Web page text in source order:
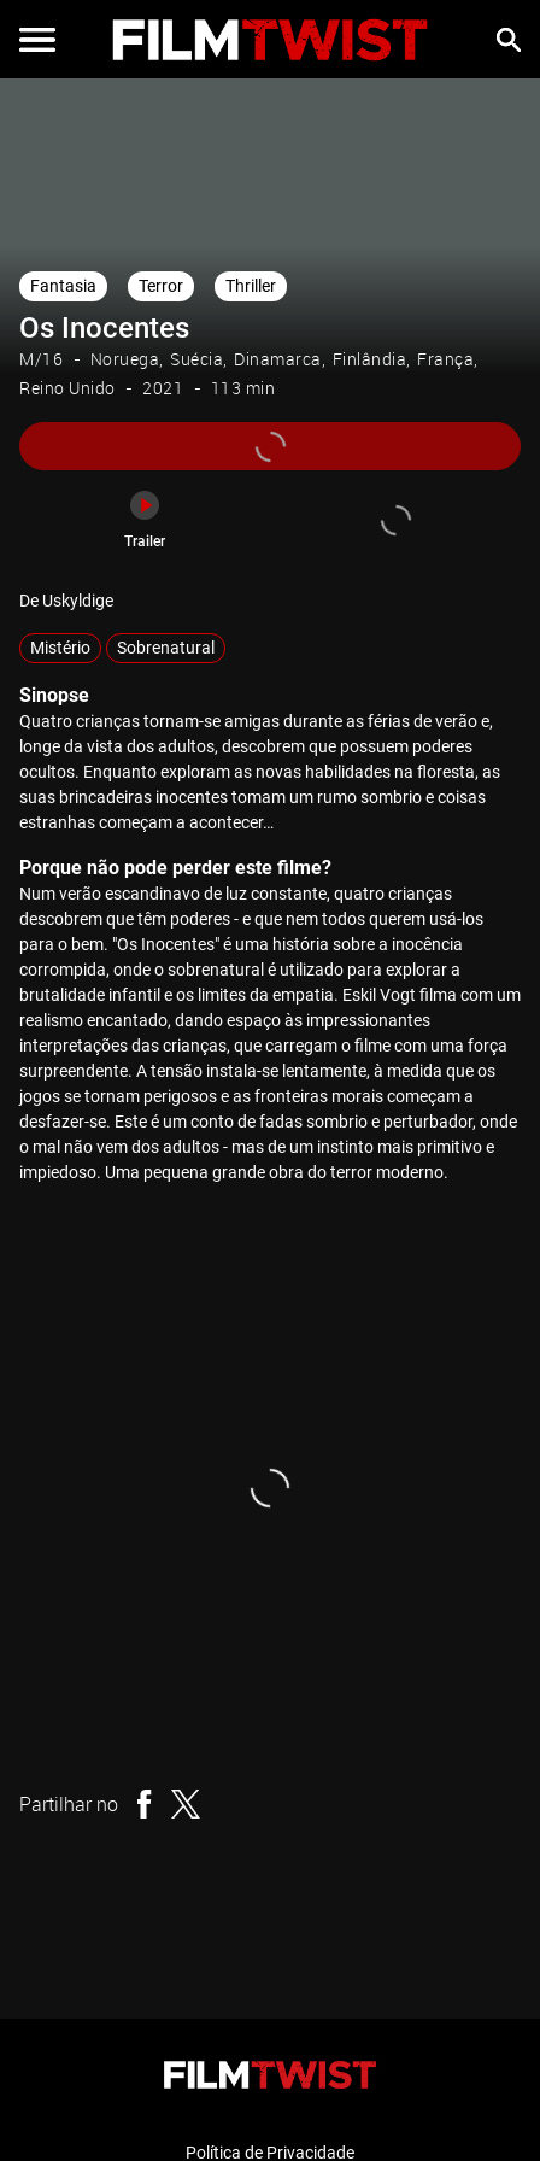
Fantasia Terror Thriller
Os Inocentes
M/16 Noruega Suécia Dinamarca Finlândia França
Reino Unido
2021 113 min
Trailer
De Uskyldige
Mistério Sobrenatural
Sinopse
Quatro crianças tornam-se amigas durante as férias de verão e,
longe da vista dos adultos, descobrem que possuem poderes
ocultos. Enquanto exploram as novas habilidades na floresta, as
suas brincadeiras inocentes tomam um rumo sombrio e coisas
estranhas começam a acontecer…
Porque não pode perder este filme?
Num verão escandinavo de luz constante, quatro crianças
descobrem que têm poderes - e que nem todos querem usá-los
para o bem. "Os Inocentes" é uma história sobre a inocência
corrompida, onde o sobrenatural é utilizado para explorar a
brutalidade infantil e os limites da empatia. Eskil Vogt filma com um
realismo encantado, dando espaço às impressionantes
interpretações das crianças, que carregam o filme com uma força
surpreendente. A tensão instala-se lentamente, à medida que os
jogos se tornam perigosos e as fronteiras morais começam a
desfazer-se. Este é um conto de fadas sombrio e perturbador, onde
o mal não vem dos adultos - mas de um instinto mais primitivo e
impiedoso. Uma pequena grande obra do terror moderno.
Partilhar no
Política de Privacidade